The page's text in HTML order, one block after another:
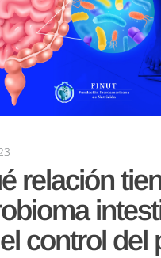
relación
control del